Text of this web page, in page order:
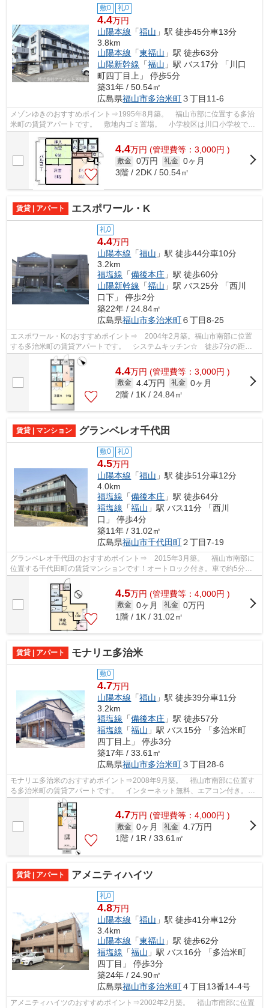
敷0 礼0
4.4万円
山陽本線 「福山 」駅 徒歩45分車13分
3.8km
山陽本線 「東福山 」駅 徒歩63分
山陽新幹線 「福山 」駅 バス17分 「川口
町四丁目上」 停歩5分
築31年 / 50.54㎡
広島県福山市多治米町３丁目11-6
メゾンゆきのおすすめポイント⇒1995年8月築。 福山市部に位置する多治
米町の賃貸アパートです。 敷地内ゴミ置場。 小学校区は川口小学校で
4.4万円 (管理費等：3,000円 )
敷金 0万円 礼金 0ヶ月
3階 / 2DK / 50.54㎡
賃貸 | アパート エスポワール・K
礼0
4.4万円
山陽本線 「福山 」駅 徒歩44分車10分
3.2km
福塩線 「備後本庄 」駅 徒歩60分
山陽新幹線 「福山 」駅 バス25分 「西川
口下」 停歩2分
築22年 / 24.84㎡
広島県福山市多治米町６丁目8-25
エスポワール・Kのおすすめポイント⇒ 2004年2月築。福山市南部に位置
する多治米町の賃貸アパートです。 システムキッチン☆ 徒歩7分の距離
にはディスカウントショップがあるので、毎...
4.4万円 (管理費等：3,000円 )
敷金 4.4万円 礼金 0ヶ月
2階 / 1K / 24.84㎡
賃貸 | マンション グランベレオ千代田
敷0 礼0
4.5万円
山陽本線 「福山 」駅 徒歩51分車12分
4.0km
福塩線 「備後本庄 」駅 徒歩64分
福塩線 「福山 」駅 バス11分 「西川
口」 停歩4分
築11年 / 31.02㎡
広島県福山市千代田町２丁目7-19
グランベレオ千代田のおすすめポイント⇒ 2015年3月築。 福山市南部に
位置する千代田町の賃貸マンションです！オートロック付き。車で約5分の
所にコンビニエンスストア、スーパー、ホ...
4.5万円 (管理費等：4,000円 )
敷金 0ヶ月 礼金 0万円
1階 / 1K / 31.02㎡
賃貸 | アパート モナリエ多治米
敷0
4.7万円
山陽本線 「福山 」駅 徒歩39分車11分
3.2km
福塩線 「備後本庄 」駅 徒歩57分
福塩線 「福山 」駅 バス15分 「多治米町
四丁目上」 停歩3分
築17年 / 33.61㎡
広島県福山市多治米町３丁目28-6
モナリエ多治米のおすすめポイント⇒2008年9月築。 福山市南部に位置す
る多治米町の賃貸アパートです。 インターネット無料、エアコン付き。
徒歩約5分のところにはドラックストアが...
4.7万円 (管理費等：4,000円 )
敷金 0ヶ月 礼金 4.7万円
1階 / 1R / 33.61㎡
賃貸 | アパート アメニティハイツ
礼0
4.8万円
山陽本線 「福山 」駅 徒歩41分車12分
3.4km
山陽本線 「東福山 」駅 徒歩62分
福塩線 「福山 」駅 バス16分 「多治米町
四丁目」 停歩3分
築24年 / 24.90㎡
広島県福山市多治米町４丁目13番14-4号
アメニティハイツのおすすめポイント⇒2002年2月築。 福山市南部に位置